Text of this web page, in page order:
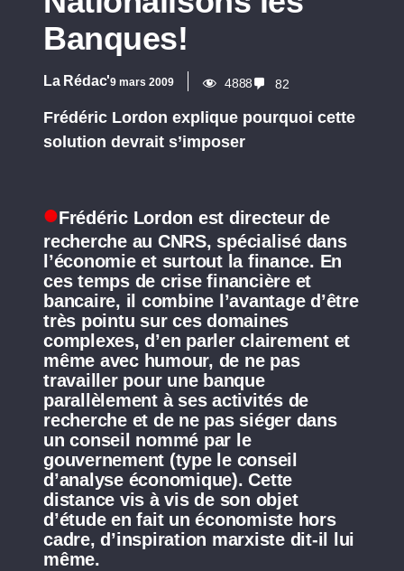
Banques!
La Rédac'9 mars 2009 4888 82
Frédéric Lordon explique pourquoi cette
solution devrait s’imposer
Frédéric Lordon est directeur de
recherche au CNRS, spécialisé dans
l’économie et surtout la finance. En
ces temps de crise financière et
bancaire, il combine l’avantage d’être
très pointu sur ces domaines
complexes, d’en parler clairement et
même avec humour, de ne pas
travailler pour une banque
parallèlement à ses activités de
recherche et de ne pas siéger dans
un conseil nommé par le
gouvernement (type le conseil
d’analyse économique). Cette
distance vis à vis de son objet
d’étude en fait un économiste hors
cadre, d’inspiration marxiste dit-il lui
même.